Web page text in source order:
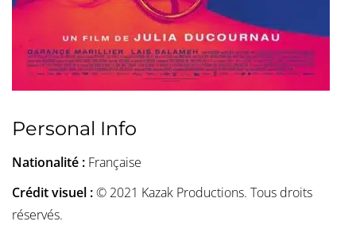
Personal Info
Nationalité : Française
Crédit visuel :© 2021 Kazak Productions. Tous droits
réservés.